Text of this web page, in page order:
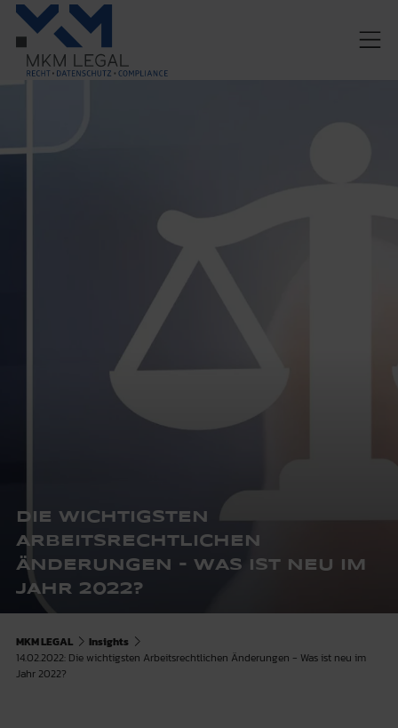
DIE WICHTIGSTEN
ARBEITSRECHTLICHEN
ÄNDERUNGEN - WAS IST NEU IM
JAHR 2022?
MKM LEGAL
Insights
14.02.2022: Die wichtigsten Arbeitsrechtlichen Änderungen - Was ist neu im
Jahr 2022?